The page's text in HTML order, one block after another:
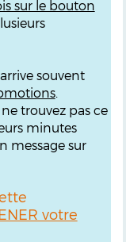
sur le bouton
souvent
.
trouvez pas ce
minutes
message sur
votre